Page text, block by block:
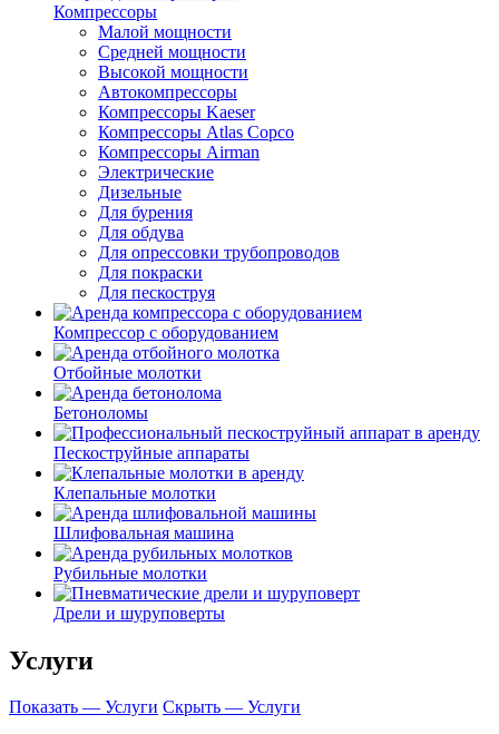
Компрессоры
Малой мощности
Средней мощности
Высокой мощности
Автокомпрессоры
Компрессоры Kaeser
Компрессоры Atlas Copco
Компрессоры Airman
Электрические
Дизельные
Для бурения
Для обдува
Для опрессовки трубопроводов
Для покраски
Для пескоструя
Компрессор с оборудованием
Отбойные молотки
Бетоноломы
Пескоструйные аппараты
Клепальные молотки
Шлифовальная машина
Рубильные молотки
Дрели и шуруповерты
Услуги
Показать — Услуги Скрыть — Услуги